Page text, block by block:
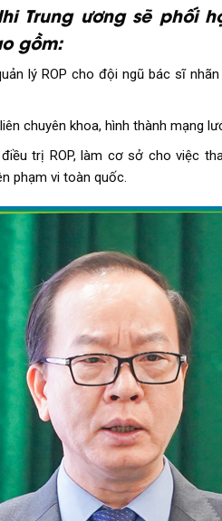
Trung ương sẽ phối
gồm:
lý ROP cho đội ngũ bác sĩ
chuyên khoa, hình thành mạng
trị ROP, làm cơ sở cho việc
phạm vi toàn quốc.